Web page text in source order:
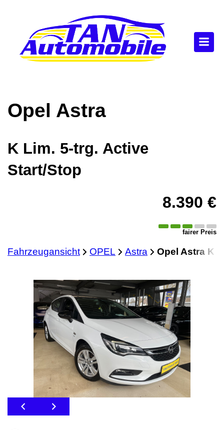
Opel Astra
K Lim. 5-trg. Active
Start/Stop
8.390 €
fairer Preis
Fahrzeugansicht OPEL Astra Opel Astra K